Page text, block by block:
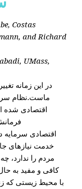
Costas
and Richard
UMass,
در این زمانه
ماست.نظام
اقتصادی شده
اقتصادی سرمایه
خدمت نیازهای
مردم را ندارد،
کافی و مفید به
با محیط زیستی که